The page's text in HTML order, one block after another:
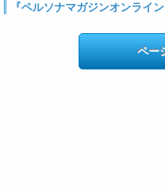
『ペルソナマガジンオンライ
ペー